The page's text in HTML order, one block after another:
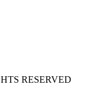
RESERVED